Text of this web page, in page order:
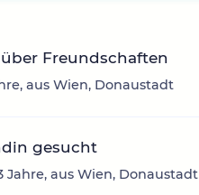
Freundschaften
aus Wien, Donaustadt
gesucht
Jahre, aus Wien, Donaustadt